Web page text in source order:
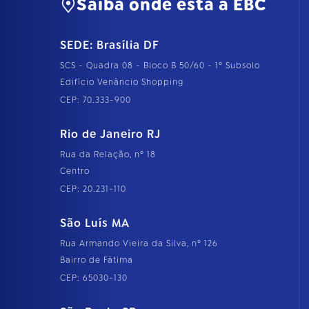
Saiba onde está a EBC
SEDE: Brasília DF
SCS - Quadra 08 - Bloco B 50/60 - 1º Subsolo
Edifício Venâncio Shopping
CEP: 70.333-900
Rio de Janeiro RJ
Rua da Relação, nº 18
Centro
CEP: 20.231-110
São Luís MA
Rua Armando Vieira da Silva, nº 126
Bairro de Fátima
CEP: 65030-130